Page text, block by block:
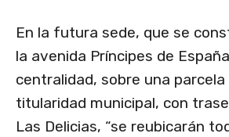
En la futura sede, que se
la avenida Príncipes de
centralidad, sobre una
titularidad municipal, con
Las Delicias, “se reubicarán